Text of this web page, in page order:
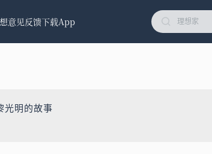
意见反馈下载App
光明的故事